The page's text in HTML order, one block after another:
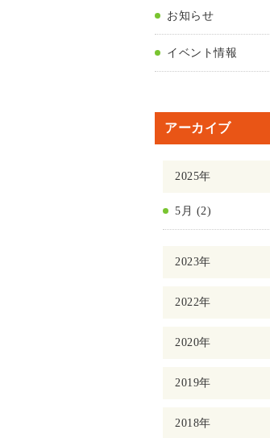
お知らせ
イベント情報
アーカイブ
2025年
5月 (2)
2023年
2022年
2020年
2019年
2018年